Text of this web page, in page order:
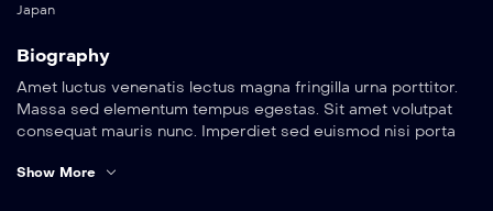
Japan
Biography
Amet luctus venenatis lectus magna fringilla urna porttitor.
Massa sed elementum tempus egestas. Sit amet volutpat
consequat mauris nunc. Imperdiet sed euismod nisi porta
euismod quis viverra nibh cras pulvinar mattis nunc. Sed
Show More